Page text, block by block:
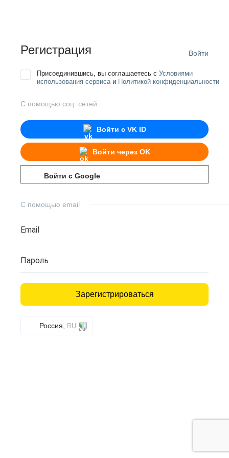
Регистрация Войти
Присоединившись, вы соглашаетесь с Условиями
использования сервисаи Политикой конфиденциальности
С помощью соц. сетей
Войти с VK ID
Войти через OK
Войти с Google
С помощью email
Email
Пароль
Зарегистрироваться
Россия, RU